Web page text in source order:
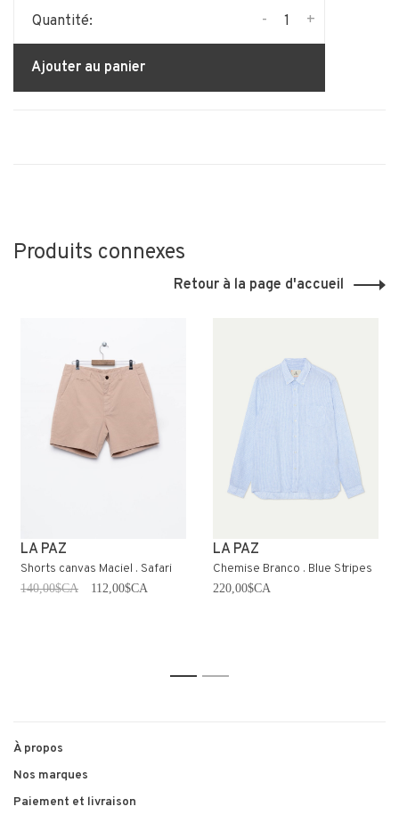
Quantité: +
-
Ajouter au panier
Produits connexes
Retour à la page d'accueil
LA PAZ
Shorts canvas Maciel . Safari
140,00$CA 112,00$CA
LA PAZ
Chemise Branco . Blue Stripes
220,00$CA
1 2
À propos
Nos marques
Paiement et livraison